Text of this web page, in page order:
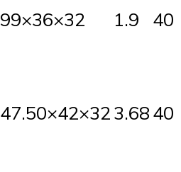
99×36×32 1.9 40
47.50×42×323.6840